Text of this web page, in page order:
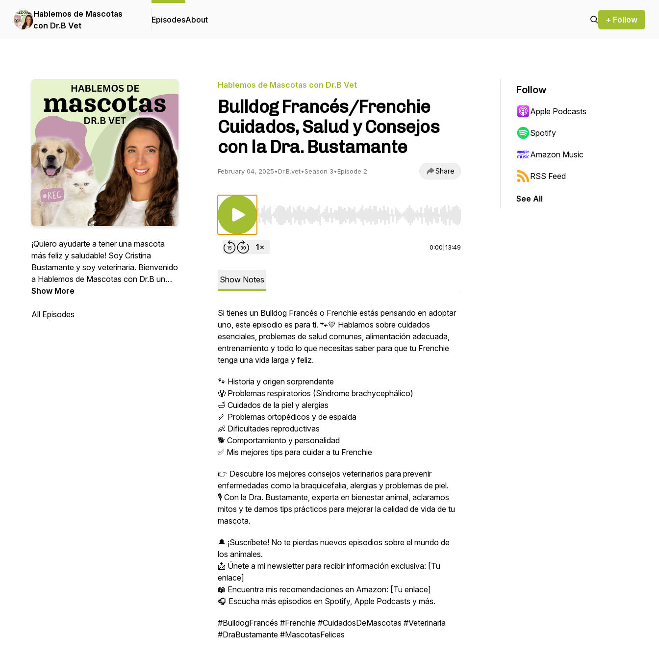
Hablemos de Mascotas
con Dr.B Vet
EpisodesAbout + Follow
¡Quiero ayudarte a tener una mascota
más feliz y saludable! Soy Cristina
Bustamante y soy veterinaria. Bienvenido
a Hablemos de Mascotas con Dr.B un
podcast donde puedes confiar que
con información para juntos ayudar a
Show More
All Episodes
Hablemos de Mascotas con Dr.B Vet
Bulldog Francés/Frenchie
Cuidados, Salud y Consejos
con la Dra. Bustamante
February 04, 2025•Dr.B.vet•Season 3•Episode 2 Share
Use Left/Right to seek, Home/End to jump to start or end. Hold shift to jump forward or backward.
0:00 13:49
Show Notes
Si tienes un Bulldog Francés o Frenchie estás pensando en adoptar
uno, este episodio es para ti. 🐾💙 Hablamos sobre cuidados
esenciales, problemas de salud comunes, alimentación adecuada,
entrenamiento y todo lo que necesitas saber para que tu Frenchie
tenga una vida larga y feliz.
🐾 Historia y origen sorprendente
😤 Problemas respiratorios (Síndrome brachycephálico)
🛁 Cuidados de la piel y alergias
🦴 Problemas ortopédicos y de espalda
👶 Dificultades reproductivas
🐕 Comportamiento y personalidad
✅ Mis mejores tips para cuidar a tu Frenchie
👉 Descubre los mejores consejos veterinarios para prevenir
enfermedades como la braquicefalia, alergias y problemas de piel.
🎙️ Con la Dra. Bustamante, experta en bienestar animal, aclaramos
mitos y te damos tips prácticos para mejorar la calidad de vida de tu
mascota.
🔔 ¡Suscríbete! No te pierdas nuevos episodios sobre el mundo de
los animales.
📩 Únete a mi newsletter para recibir información exclusiva: [Tu
enlace]
📖 Encuentra mis recomendaciones en Amazon: [Tu enlace]
🎧 Escucha más episodios en Spotify, Apple Podcasts y más.
#BulldogFrancés #Frenchie #CuidadosDeMascotas #Veterinaria
#DraBustamante #MascotasFelices
Follow
Apple Podcasts
Spotify
Amazon Music
RSS Feed
See All